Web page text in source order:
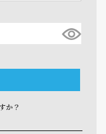
か？